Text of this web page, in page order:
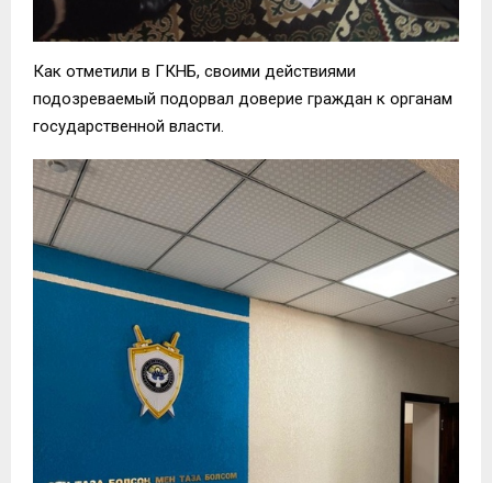
Как отметили в ГКНБ, своими действиями
подозреваемый подорвал доверие граждан к органам
государственной власти.